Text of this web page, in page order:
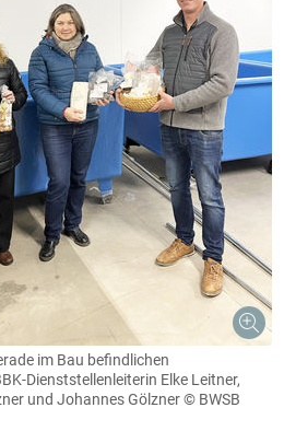
im Bau befindlichen
Dienststellenleiterin Elke Leitner,
und Johannes Gölzner © BWSB